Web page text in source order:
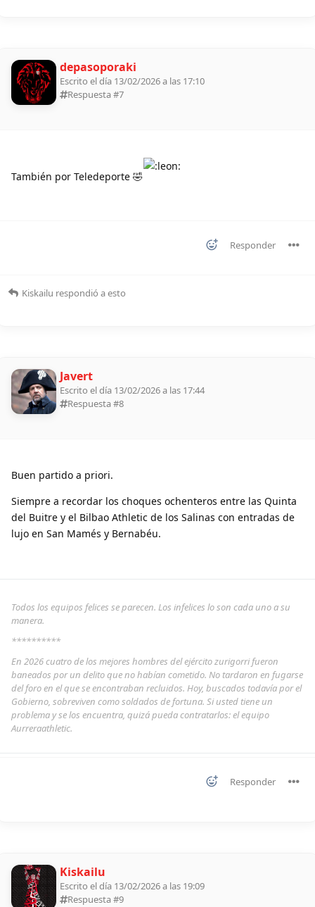
depasoporaki
Escrito el día 13/02/2026 a las 17:10
Respuesta #7
También por Teledeporte 🤣
Responder
Kiskailu respondió a esto
Javert
Escrito el día 13/02/2026 a las 17:44
Respuesta #8
Buen partido a priori.
Siempre a recordar los choques ochenteros entre las Quinta
del Buitre y el Bilbao Athletic de los Salinas con entradas de
lujo en San Mamés y Bernabéu.
Todos los equipos felices se parecen. Los infelices lo son cada uno a su
manera.
**********
En 2026 cuatro de los mejores hombres del ejército zurigorri fueron
baneados por un delito que no habían cometido. No tardaron en fugarse
del foro en el que se encontraban recluidos. Hoy, buscados todavía por el
Gobierno, sobreviven como soldados de fortuna. Si usted tiene un
problema y se los encuentra, quizá pueda contratarlos: el equipo
Aurreraathletic.
Responder
Kiskailu
Escrito el día 13/02/2026 a las 19:09
Respuesta #9